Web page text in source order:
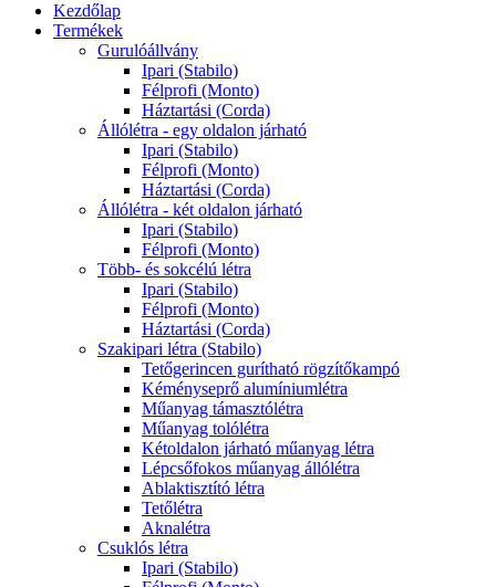
Kezdőlap
Termékek
Gurulóállvány
Ipari (Stabilo)
Félprofi (Monto)
Háztartási (Corda)
Állólétra - egy oldalon járható
Ipari (Stabilo)
Félprofi (Monto)
Háztartási (Corda)
Állólétra - két oldalon járható
Ipari (Stabilo)
Félprofi (Monto)
Több- és sokcélú létra
Ipari (Stabilo)
Félprofi (Monto)
Háztartási (Corda)
Szakipari létra (Stabilo)
Tetőgerincen gurítható rögzítőkampó
Kéményseprő alumíniumlétra
Műanyag támasztólétra
Műanyag tolólétra
Kétoldalon járható műanyag létra
Lépcsőfokos műanyag állólétra
Ablaktisztító létra
Tetőlétra
Aknalétra
Csuklós létra
Ipari (Stabilo)